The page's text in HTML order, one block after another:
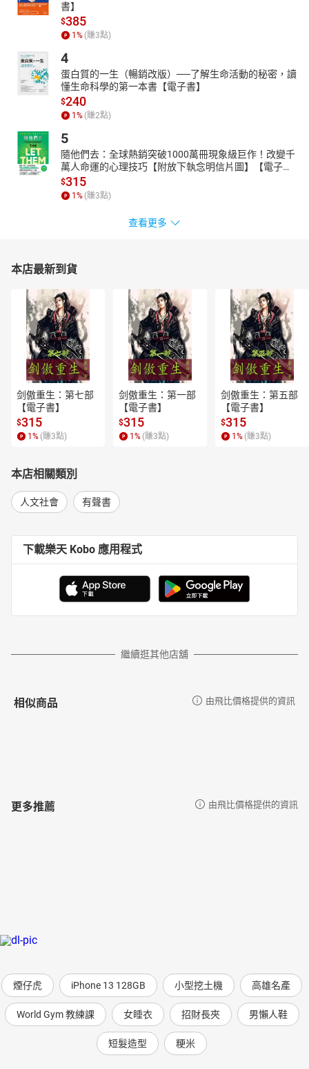
書】
$385
1 % (賺3點)
4
蛋白質的一生（暢銷改版）──了解生命活動的秘密，讀
懂生命科學的第一本書【電子書】
$240
1 % (賺2點)
5
隨他們去：全球熱銷突破1000萬冊現象級巨作！改變千
萬人命運的心理技巧【附放下執念明信片圖】【電子
書】
$315
1 % (賺3點)
查看更多
本店最新到貨
剑傲重生：第七部
【電子書】
$315
1 % (賺3點)
剑傲重生：第一部
【電子書】
$315
1 % (賺3點)
剑傲重生：第五部
【電子書】
$315
1 % (賺3點)
本店相關類別
人文社會 有聲書
下載樂天 Kobo 應用程式
繼續逛其他店舖
相似商品 由飛比價格提供的資訊
更多推薦 由飛比價格提供的資訊
煙仔虎 iPhone 13 128GB 小型挖土機 高雄名產
World Gym 教練課 女睡衣 招財長夾 男懶人鞋
短髮造型 粳米